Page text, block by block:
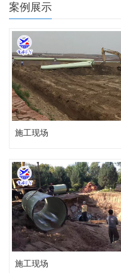
案例展示
施工现场
施工现场